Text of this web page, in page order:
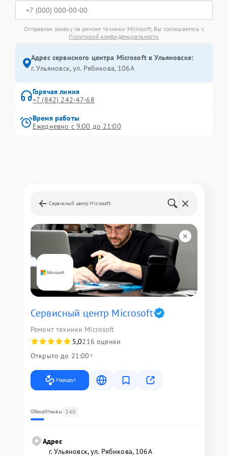
Отправляя заявку на ремонт техники Microsoft, Вы соглашаетесь с
Политикой конфиденциальности
Адрес сервисного центра Microsoft в Ульяновске:
г. Ульяновск, ул. Рябикова, 106А
Горячая линия
+7 (842) 242-47-68
Время работы
Ежедневно с 9:00 до 21:00
Сервисный центр Microsoft
Сервисный центр Microsoft
Ремонт техники Microsoft
5,0216 оценки
Открыто до 21:00
Маршрут
ОбзорОтзывы 240
Адрес
г. Ульяновск, ул. Рябикова, 106А